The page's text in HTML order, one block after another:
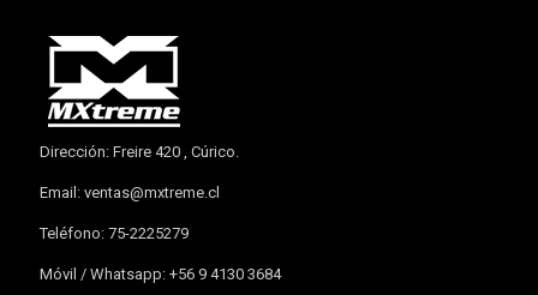
Dirección: Freire 420 , Cúrico.
Email: ventas@mxtreme.cl
Teléfono: 75-2225279
Móvil / Whatsapp: +56 9 4130 3684